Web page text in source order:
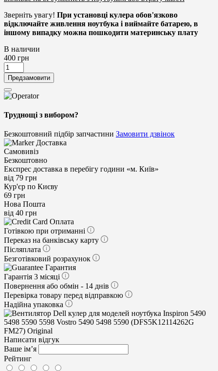
Зверніть увагу! При установці кулера обов'язково
відключайте живлення ноутбука і виймайте батарею, в
іншому випадку можна пошкодити материнську плату
В наличии
400 грн
Предзамовити
Труднощі з вибором?
Безкоштовний підбір запчастини Замовити дзвінок
Доставка
Самовивіз
Безкоштовно
Експрес доставка в перебігу години «м. Київ»
від 79 грн
Кур'єр по Києву
69 грн
Нова Пошта
від 40 грн
Оплата
Готівкою при отриманні
Переказ на банківську карту
Післяплата
Безготівковий розрахунок
Гарантия
Гарантія 3 місяці
Повернення або обмін - 14 днів
Перевірка товару перед відправкою
Надійна упаковка
Написати відгук
Ваше ім’я
Рейтинг